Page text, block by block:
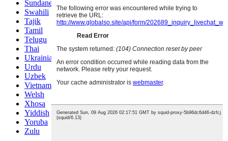
Sundanese
Swahili
Tajik
Tamil
Telugu
Thai
Ukrainian
Urdu
Uzbek
Vietnamese
Welsh
Xhosa
Yiddish
Yoruba
Zulu